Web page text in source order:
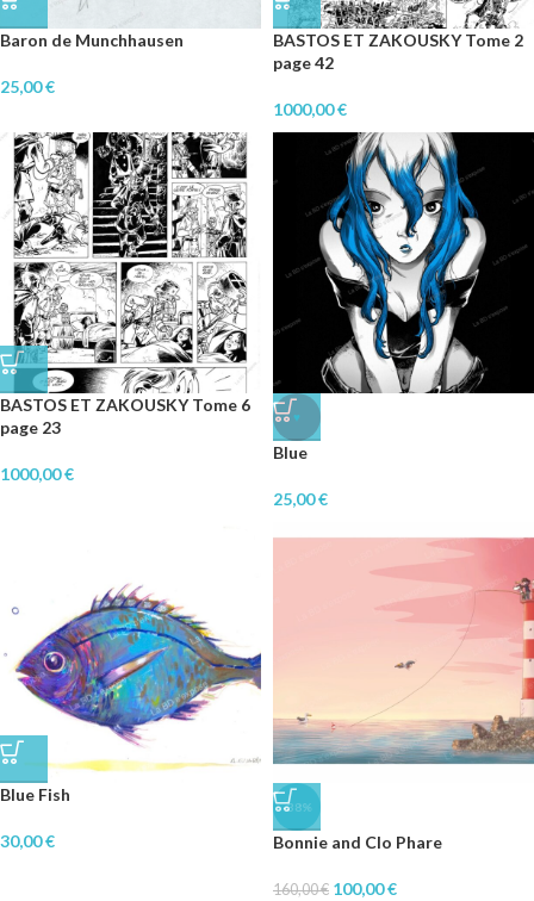
Baron de Munchhausen
25,00€
BASTOS ET ZAKOUSKY Tome 2
page 42
1000,00€
BASTOS ET ZAKOUSKY Tome 6
page 23
1000,00€
♥
Blue
25,00€
Blue Fish
30,00€
-38%
Bonnie and Clo Phare
160,00€ 100,00€